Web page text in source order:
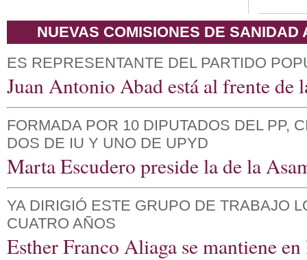
NUEVAS COMISIONES DE SANIDAD
ES REPRESENTANTE DEL PARTIDO
Juan Antonio Abad está al frente de
FORMADA POR 10 DIPUTADOS DEL PP,
DOS DE IU Y UNO DE UPYD
Marta Escudero preside la de la
YA DIRIGIÓ ESTE GRUPO DE TRABAJO
CUATRO AÑOS
Esther Franco Aliaga se mantiene